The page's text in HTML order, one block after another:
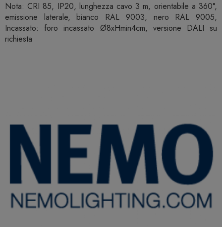
Nota: CRI 85, IP20, lunghezza cavo 3 m, orientabile a 360°,
emissione laterale, bianco RAL 9003, nero RAL 9005,
Incassato: foro incassato Ø8xHmin4cm, versione DALI su
richiesta